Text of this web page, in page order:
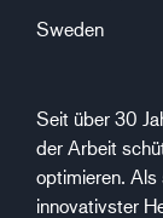
Sweden
Seit über 30
der Arbeit
optimieren. Als
innovativster